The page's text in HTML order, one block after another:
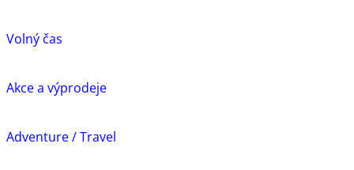
Volný čas
Akce a výprodeje
Adventure / Travel